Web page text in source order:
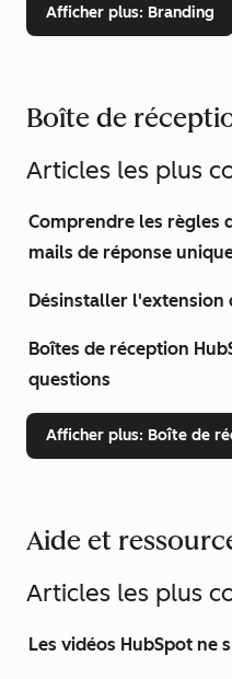
Afficher plus: Branding
Boîte de
Articles les plus
Comprendre les règles
mails de réponse
Désinstaller l'extension
Boîtes de réception
questions
Afficher plus: Boîte de
Aide et
Articles les plus
Les vidéos HubSpot ne